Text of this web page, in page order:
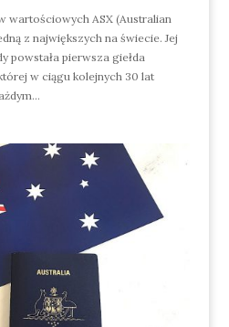
wartościowych ASX (Australian
z największych na świecie. Jej
powstała pierwsza giełda
w ciągu kolejnych 30 lat